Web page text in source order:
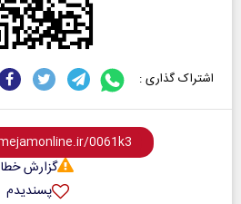
اشتراک گذاری :
گزارش خطا
پسندیدم